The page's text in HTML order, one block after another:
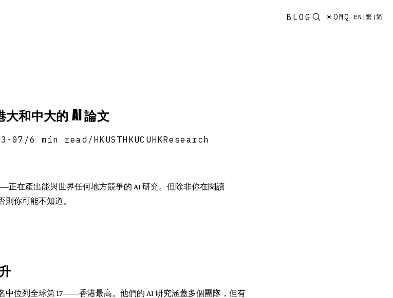
BLOG ☀OMQ EN |繁 |简
和中大的 AI 論文
07 /6 min read / HKUSTHKUCUHKResearch
在產出能與世界任何地方競爭的 AI 研究。但除非你在閱讀
則你可能不知道。
中位列全球第 17——香港最高。他們的 AI 研究涵蓋多個團隊，但有